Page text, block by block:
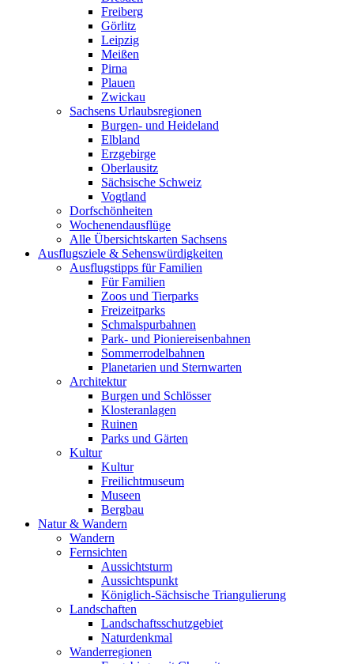
Freiberg
Görlitz
Leipzig
Meißen
Pirna
Plauen
Zwickau
Sachsens Urlaubsregionen
Burgen- und Heideland
Elbland
Erzgebirge
Oberlausitz
Sächsische Schweiz
Vogtland
Dorfschönheiten
Wochenendausflüge
Alle Übersichtskarten Sachsens
Ausflugsziele & Sehenswürdigkeiten
Ausflugstipps für Familien
Für Familien
Zoos und Tierparks
Freizeitparks
Schmalspurbahnen
Park- und Pioniereisenbahnen
Sommerrodelbahnen
Planetarien und Sternwarten
Architektur
Burgen und Schlösser
Klosteranlagen
Ruinen
Parks und Gärten
Kultur
Kultur
Freilichtmuseum
Museen
Bergbau
Natur & Wandern
Wandern
Fernsichten
Aussichtsturm
Aussichtspunkt
Königlich-Sächsische Triangulierung
Landschaften
Landschaftsschutzgebiet
Naturdenkmal
Wanderregionen